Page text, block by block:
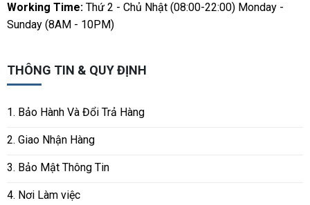
Working Time:Thứ 2 - Chủ Nhật (08:00-22:00) Monday -
Sunday (8AM - 10PM)
THÔNG TIN & QUY ĐỊNH
1. Bảo Hành Và Đổi Trả Hàng
2. Giao Nhận Hàng
3. Bảo Mật Thông Tin
4. Nơi Làm việc